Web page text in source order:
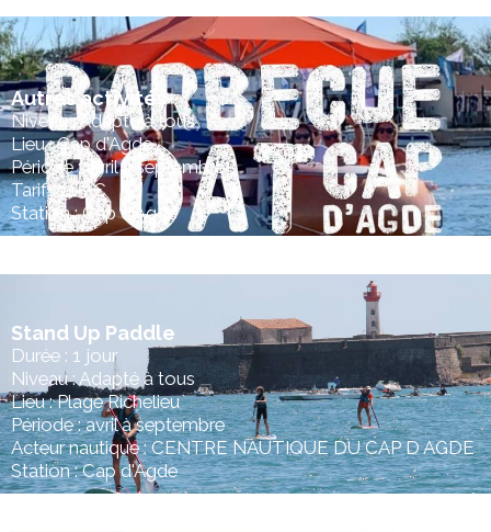
Autres activités
Niveau : Adapté à tous
Lieu : Cap d'Agde
Période : avril à septembre
Tarif : 115 €
Station : Cap d'Agde
Stand Up Paddle
Durée : 1 jour
Niveau : Adapté à tous
Lieu : Plage Richelieu
Période : avril à septembre
Acteur nautique : CENTRE NAUTIQUE DU CAP D AGDE
Station : Cap d'Agde